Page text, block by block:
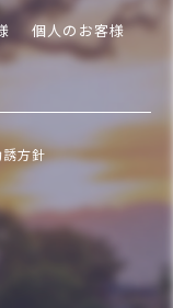
個人のお客様
誘方針